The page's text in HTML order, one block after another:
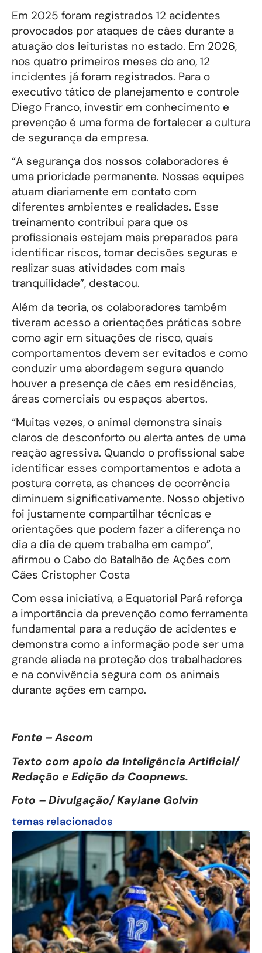
Em 2025 foram registrados 12 acidentes
provocados por ataques de cães durante a
atuação dos leituristas no estado. Em 2026,
nos quatro primeiros meses do ano, 12
incidentes já foram registrados. Para o
executivo tático de planejamento e controle
Diego Franco, investir em conhecimento e
prevenção é uma forma de fortalecer a cultura
de segurança da empresa.
“A segurança dos nossos colaboradores é
uma prioridade permanente. Nossas equipes
atuam diariamente em contato com
diferentes ambientes e realidades. Esse
treinamento contribui para que os
profissionais estejam mais preparados para
identificar riscos, tomar decisões seguras e
realizar suas atividades com mais
tranquilidade”, destacou.
Além da teoria, os colaboradores também
tiveram acesso a orientações práticas sobre
como agir em situações de risco, quais
comportamentos devem ser evitados e como
conduzir uma abordagem segura quando
houver a presença de cães em residências,
áreas comerciais ou espaços abertos.
“Muitas vezes, o animal demonstra sinais
claros de desconforto ou alerta antes de uma
reação agressiva. Quando o profissional sabe
identificar esses comportamentos e adota a
postura correta, as chances de ocorrência
diminuem significativamente. Nosso objetivo
foi justamente compartilhar técnicas e
orientações que podem fazer a diferença no
dia a dia de quem trabalha em campo”,
afirmou o Cabo do Batalhão de Ações com
Cães Cristopher Costa
Com essa iniciativa, a Equatorial Pará reforça
a importância da prevenção como ferramenta
fundamental para a redução de acidentes e
demonstra como a informação pode ser uma
grande aliada na proteção dos trabalhadores
e na convivência segura com os animais
durante ações em campo.
Fonte – Ascom
Texto com apoio da Inteligência Artificial/
Redação e Edição da Coopnews.
Foto – Divulgação/ Kaylane Golvin
temas relacionados